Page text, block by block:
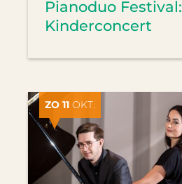
Pianoduo Festival:
Kinderconcert
ZO 11 OKT.